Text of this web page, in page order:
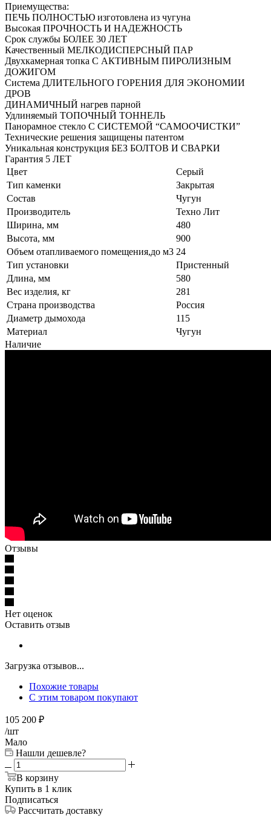
Приемущества:
ПЕЧЬ ПОЛНОСТЬЮ изготовлена из чугуна
Высокая ПРОЧНОСТЬ И НАДЕЖНОСТЬ
Срок службы БОЛЕЕ 30 ЛЕТ
Качественный МЕЛКОДИСПЕРСНЫЙ ПАР
Двухкамерная топка С АКТИВНЫМ ПИРОЛИЗНЫМ
ДОЖИГОМ
Система ДЛИТЕЛЬНОГО ГОРЕНИЯ ДЛЯ ЭКОНОМИИ
ДРОВ
ДИНАМИЧНЫЙ нагрев парной
Удлиняемый ТОПОЧНЫЙ ТОННЕЛЬ
Панорамное стекло С СИСТЕМОЙ “САМООЧИСТКИ”
Технические решения защищены патентом
Уникальная конструкция БЕЗ БОЛТОВ И СВАРКИ
Гарантия 5 ЛЕТ
Цвет
Серый
Тип каменки
Закрытая
Состав
Чугун
Производитель
Техно Лит
Ширина, мм
480
Высота, мм
900
Объем отапливаемого помещения,до м3 24
Тип установки
Пристенный
Длина, мм
580
Вес изделия, кг
281
Страна производства
Россия
Диаметр дымохода
115
Материал
Чугун
Наличие
Отзывы
Нет оценок
Оставить отзыв
Загрузка отзывов...
Похожие товары
С этим товаром покупают
105 200 ₽
/шт
Мало
Нашли дешевле?
В корзину
Купить в 1 клик
Подписаться
Рассчитать доставку